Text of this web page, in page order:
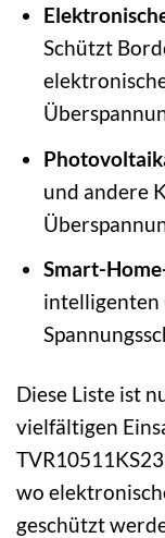
Schützt
und andere
Smart-
intelligenten
Diese Liste ist
vielfältigen
wo
geschützt